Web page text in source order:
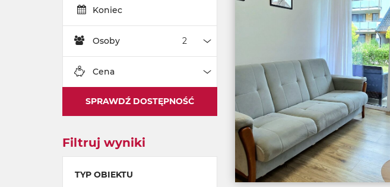
Koniec
Osoby Osoby
Cena Cena
SPRAWDŹ DOSTĘPNOŚĆ
Filtruj wyniki
TYP OBIEKTU